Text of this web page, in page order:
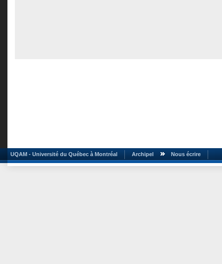
UQAM - Université du Québec à Montréal Archipel Nous écrire